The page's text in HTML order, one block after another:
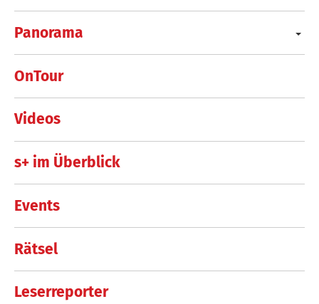
Panorama
OnTour
Videos
s+ im Überblick
Events
Rätsel
Leserreporter